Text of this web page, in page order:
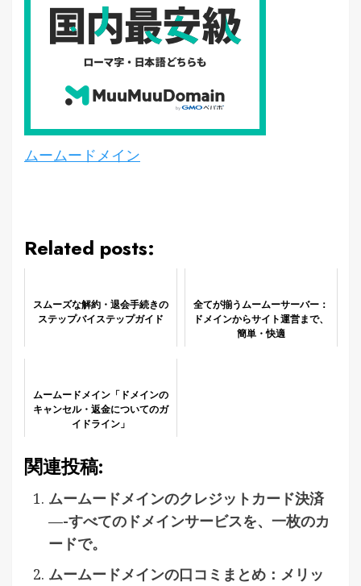
ムームードメイン
Related posts:
スムーズな解約・退会手続きの
ステップバイステップガイド
全てが揃うムームーサーバー：
ドメインからサイト運営まで、
簡単・快適
ムームードメイン「ドメインの
キャンセル・返金についてのガ
イドライン」
関連投稿:
ムームードメインのクレジットカード決済
—-すべてのドメインサービスを、一枚のカ
ードで。
ムームードメインの口コミまとめ：メリッ